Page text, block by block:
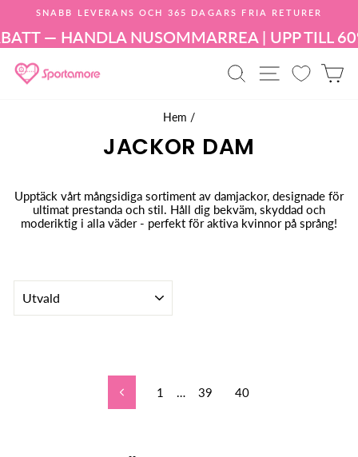
innehållet
Pausa
bildspelet
SNABB LEVERANS OCH 365 DAGARS FRIA RETURER
— HANDLA NUSOMMARREA | UPP TILL
Hem /
JACKOR DAM
Upptäck vårt mångsidiga sortiment av damjackor, designade för
ultimat prestanda och stil. Håll dig bekväm, skyddad och
moderiktig i alla väder - perfekt för aktiva kvinnor på språng!
SORTERA
Tidigare
1 … 39 40